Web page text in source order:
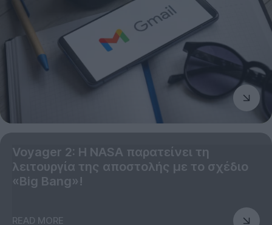
Voyager 2: Η NASA παρατείνει τη
λειτουργία της αποστολής με το σχέδιο
«Big Bang»!
READ MORE